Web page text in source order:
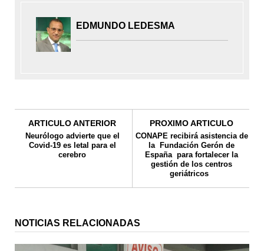
EDMUNDO LEDESMA
ARTICULO ANTERIOR
Neurólogo advierte que el
Covid-19 es letal para el
cerebro
PROXIMO ARTICULO
CONAPE recibirá asistencia de
la Fundación Gerón de
España para fortalecer la
gestión de los centros
geriátricos
NOTICIAS RELACIONADAS